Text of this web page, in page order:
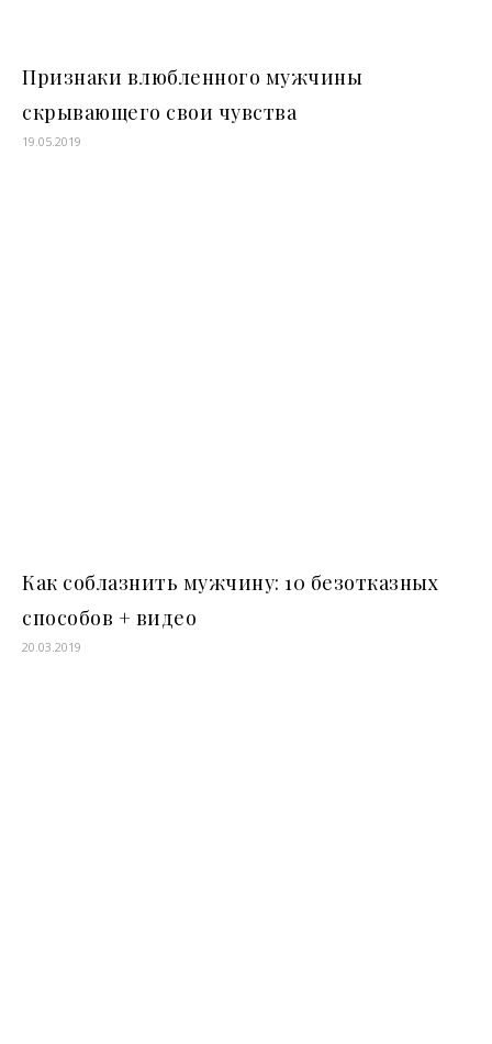
Признаки влюбленного мужчины
скрывающего свои чувства
19.05.2019
Как соблазнить мужчину: 10 безотказных
способов + видео
20.03.2019